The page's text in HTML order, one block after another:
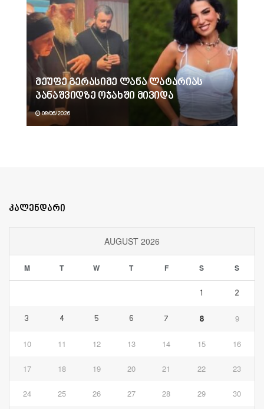
მეუფე გერასიმე ლანა ლატარიას
პანაშვიდზე ოჯახში მივიდა
08/06/2026
კალენდარი
AUGUST 2026
M T W T F S S
1 2
3 4 5 6 7 8 9
10 11 12 13 14 15 16
17 18 19 20 21 22 23
24 25 26 27 28 29 30